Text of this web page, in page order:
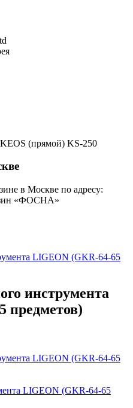
(прямой) KS-250
в Москве по адресу:
«ФОСНА»
инструмента
предметов)
LIGEON (GKR-64-65